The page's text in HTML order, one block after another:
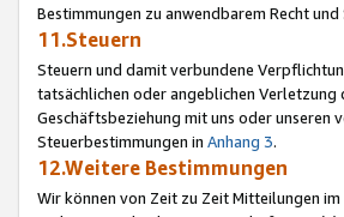
Bestimmungen zu anwendbarem Recht
11.Steuern
Steuern und damit verbundene
tatsächlichen oder angeblichen
Geschäftsbeziehung mit uns oder unseren
Steuerbestimmungen in Anhang 3.
12.Weitere Bestimmungen
Wir können von Zeit zu Zeit Mitteilungen